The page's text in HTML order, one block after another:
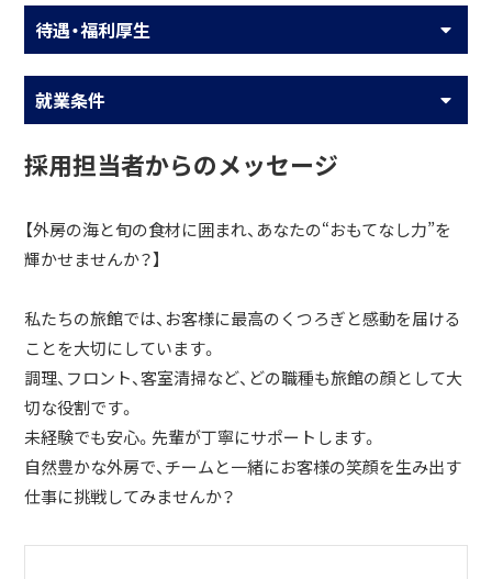
待遇・福利厚生
就業条件
採用担当者からのメッセージ
【外房の海と旬の食材に囲まれ、あなたの“おもてなし力”を
輝かせませんか？】
私たちの旅館では、お客様に最高のくつろぎと感動を届ける
ことを大切にしています。
調理、フロント、客室清掃など、どの職種も旅館の顔として大
切な役割です。
未経験でも安心。先輩が丁寧にサポートします。
自然豊かな外房で、チームと一緒にお客様の笑顔を生み出す
仕事に挑戦してみませんか？